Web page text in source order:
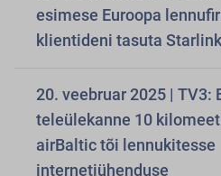
esimese Euroopa
klientideni tasuta
20. veebruar 2025 | TV3:
teleülekanne 10
airBaltic tõi lennukitesse
internetiühenduse